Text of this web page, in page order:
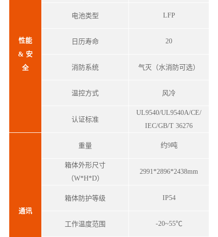
性能
& 安
全
电池类型 LFP
日历寿命 20
消防系统 气灭（水消防可选）
温控方式 风冷
认证标准
UL9540/UL9540A/CE/
IEC/GB/T 36276
通讯
重量 约9吨
箱体外形尺寸
（W*H*D）
2991*2896*2438mm
箱体防护等级 IP54
工作温度范围 -20~55℃